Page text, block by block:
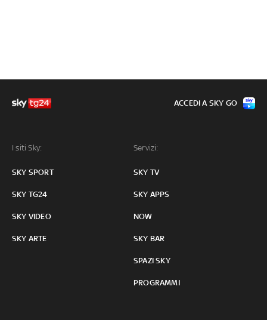
I siti Sky:
SKY SPORT
SKY TG24
SKY VIDEO
SKY ARTE
Servizi:
SKY TV
SKY APPS
NOW
SKY BAR
SPAZI SKY
PROGRAMMI
ACCEDI A SKY GO